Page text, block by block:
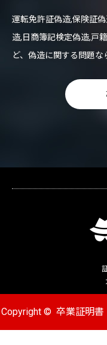
運転免許証偽造,保険証
造,日商簿記検定偽造,戸
ど、偽造に関する問題な
Copyright © 卒業証明書